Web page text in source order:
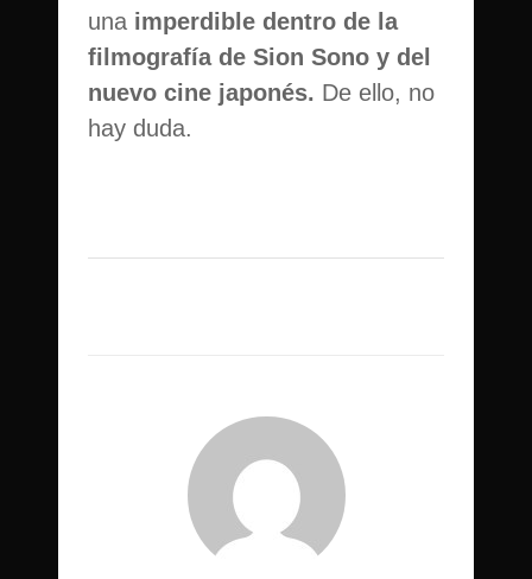
una imperdible dentro de la
filmografía de Sion Sono y del
nuevo cine japonés. De ello, no
hay duda.